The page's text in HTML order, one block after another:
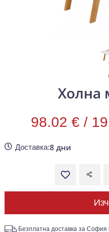
Холна
98.02 € /
Доставка:8 дни
Безплатна доставка за София